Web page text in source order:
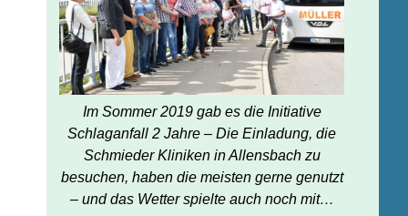
Im Sommer 2019 gab es die Initiative
Schlaganfall 2 Jahre – Die Einladung, die
Schmieder Kliniken in Allensbach zu
besuchen, haben die meisten gerne genutzt
– und das Wetter spielte auch noch mit…